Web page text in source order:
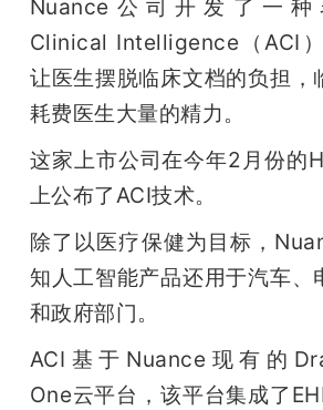
搞
机
Nuance公司开发了一种
Clinical Intelligence（ACI
让医生摆脱临床文档的负担，
耗费医生大量的精力。
这家上市公司在今年2月份的
上公布了ACI技术。
除了以医疗保健为目标，
知人工智能产品还用于汽车、
和政府部门。
ACI基于Nuance现有的
One云平台，该平台集成了